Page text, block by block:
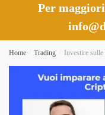
Per
Home Trading Investire